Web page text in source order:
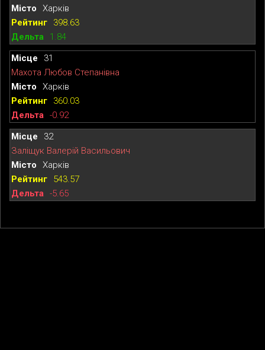
Харків
398.63
1.84
31
Махота Любов Степанівна
Харків
360.03
-0.92
32
Заліщук Валерій Васильович
Харків
543.57
-5.65